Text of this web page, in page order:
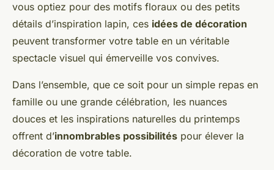
vous optiez pour des motifs floraux ou des petits
détails d’inspiration lapin, ces idées de décoration
peuvent transformer votre table en un véritable
spectacle visuel qui émerveille vos convives.
Dans l’ensemble, que ce soit pour un simple repas en
famille ou une grande célébration, les nuances
douces et les inspirations naturelles du printemps
offrent d’innombrables possibilités pour élever la
décoration de votre table.